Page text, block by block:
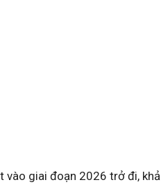
vào giai đoạn 2026 trở đi,